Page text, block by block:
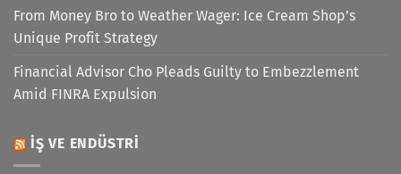
From Money Bro to Weather Wager: Ice Cream Shop’s
Unique Profit Strategy
Financial Advisor Cho Pleads Guilty to Embezzlement
Amid FINRA Expulsion
İŞ VE ENDÜSTRI